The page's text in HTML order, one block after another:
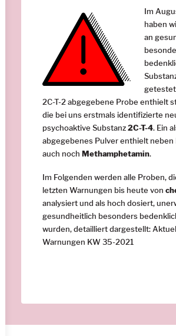
Im
haben
an
2C-T-2 abgegebene Probe enthielt
die bei uns erstmals identifizierte
psychoaktive Substanz2C-T-4. Ein
abgegebenes Pulver enthielt neben
auch noch Methamphetamin.
Im Folgenden werden alle Proben,
letzten Warnungen bis heute von
analysiert und als hoch dosiert,
gesundheitlich besonders
wurden, detailliert dargestellt:
Warnungen KW 35-2021